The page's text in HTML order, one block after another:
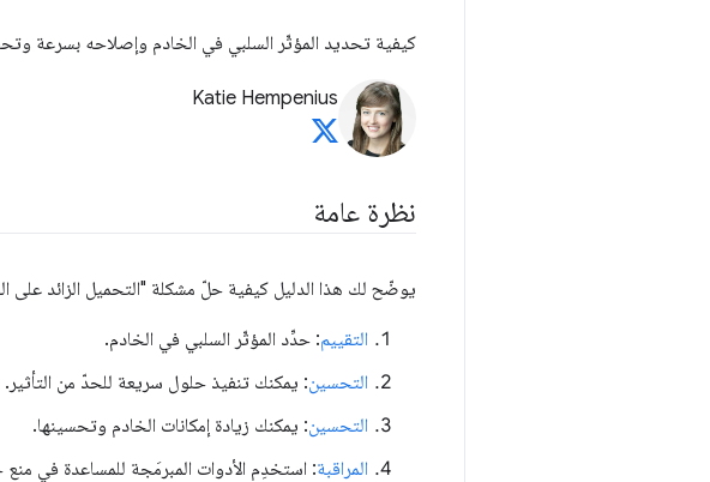
كيفية تحديد المؤثّر السلبي في الخادم وإصلاحه بسرعة
Katie Hempenius
نظرة عامة
يوضّح لك هذا الدليل كيفية حلّ مشكلة "التحميل الزائد على الخادم"
التقييم: حدِّد المؤثّر السلبي في الخادم.
التحسين: يمكنك تنفيذ حلول سريعة للحدّ من التأثير.
التحسين: يمكنك زيادة إمكانات الخادم وتحسينها.
المراقبة: استخدِم الأدوات المبرمَجة للمساعدة في